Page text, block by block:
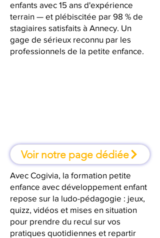
enfants avec 15 ans d'expérience
terrain — et plébiscitée par 98 % de
stagiaires satisfaits à Annecy. Un
gage de sérieux reconnu par les
professionnels de la petite enfance.
Voir notre page dédiée
Avec Cogivia, la formation petite
enfance avec développement enfant
repose sur la ludo-pédagogie : jeux,
quizz, vidéos et mises en situation
pour prendre du recul sur vos
pratiques quotidiennes et repartir